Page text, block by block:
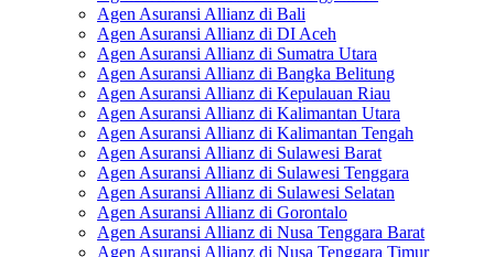
Agen Asuransi Allianz di Bali
Agen Asuransi Allianz di DI Aceh
Agen Asuransi Allianz di Sumatra Utara
Agen Asuransi Allianz di Bangka Belitung
Agen Asuransi Allianz di Kepulauan Riau
Agen Asuransi Allianz di Kalimantan Utara
Agen Asuransi Allianz di Kalimantan Tengah
Agen Asuransi Allianz di Sulawesi Barat
Agen Asuransi Allianz di Sulawesi Tenggara
Agen Asuransi Allianz di Sulawesi Selatan
Agen Asuransi Allianz di Gorontalo
Agen Asuransi Allianz di Nusa Tenggara Barat
Agen Asuransi Allianz di Nusa Tenggara Timur